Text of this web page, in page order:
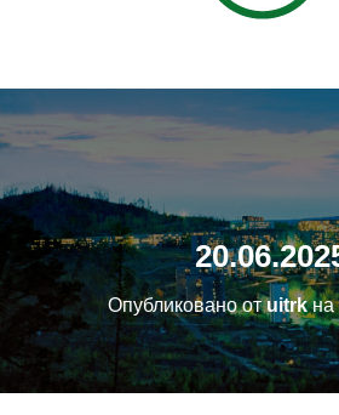
Опубликовано отuitrkна